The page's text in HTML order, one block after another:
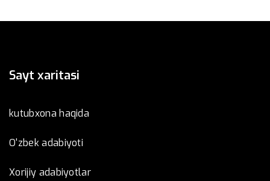
Sayt xaritasi
kutubxona haqida
O'zbek adabiyoti
Xorijiy adabiyotlar